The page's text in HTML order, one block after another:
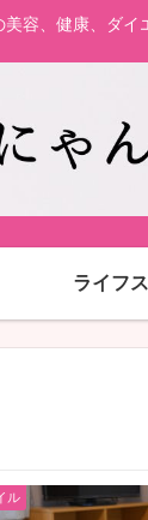
美容、健康、ダ
ライフ
ル